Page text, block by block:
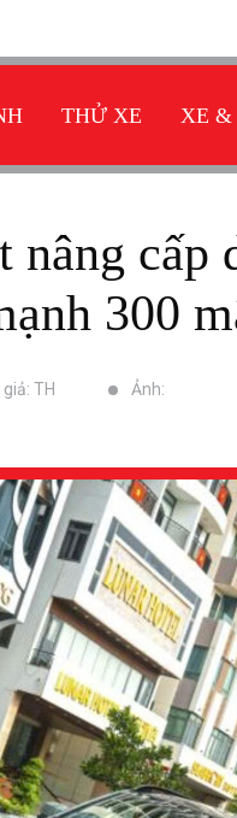
THỬ XE XE &
300
TH Ảnh: